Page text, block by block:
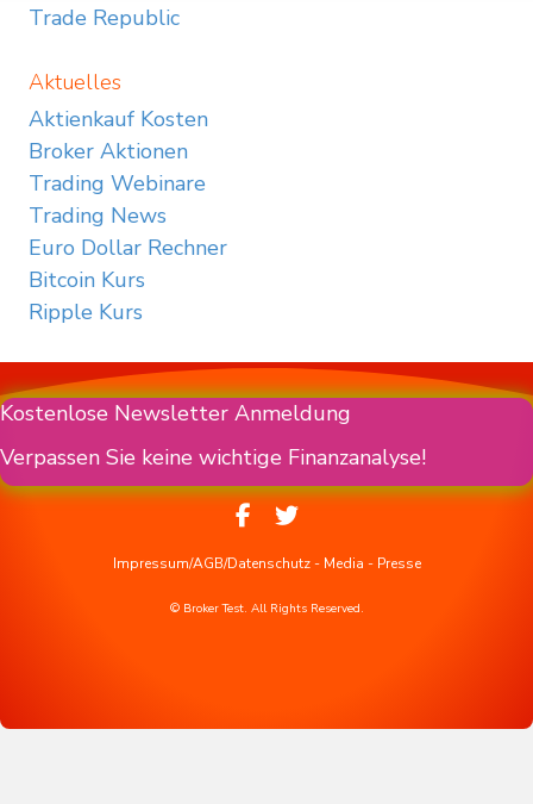
Trade Republic
Aktuelles
Aktienkauf Kosten
Broker Aktionen
Trading Webinare
Trading News
Euro Dollar Rechner
Bitcoin Kurs
Ripple Kurs
Kostenlose Newsletter Anmeldung
Verpassen Sie keine wichtige Finanzanalyse!
Impressum/AGB/Datenschutz- Media - Presse
© Broker Test. All Rights Reserved.